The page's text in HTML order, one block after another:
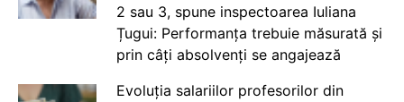
2 sau 3, spune inspectoarea Iuliana
Țugui: Performanța trebuie măsurată și
prin câți absolvenți se angajează
Evoluția salariilor profesorilor din